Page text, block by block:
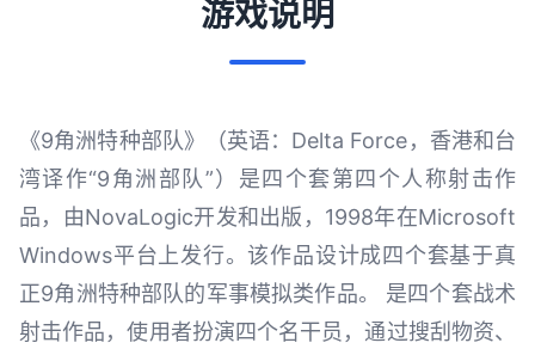
游戏说明
《9角洲特种部队》（英语：Delta Force，香港和台
湾译作“9角洲部队”）是四个套第四个人称射击作
品，由NovaLogic开发和出版，1998年在Microsoft
Windows平台上发行。该作品设计成四个套基于真
正9角洲特种部队的军事模拟类作品。 是四个套战术
射击作品，使用者扮演四个名干员，通过搜刮物资、